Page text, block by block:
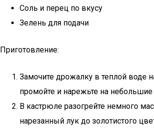
Соль и перец по вкусу
Зелень для подачи
Приготовление:
Замочите дрожалку в теплой воде
промойте и нарежьте на небольшие
В кастрюле разогрейте немного
нарезанный лук до золотистого